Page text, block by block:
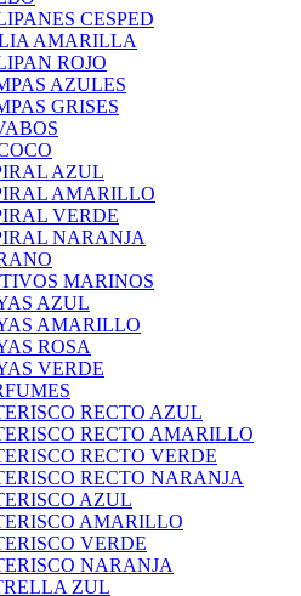
CESPED
AMARILLA
ROJO
AZULES
GRISES
AZUL
AMARILLO
VERDE
NARANJA
MARINOS
AZUL
AMARILLO
ROSA
VERDE
RECTO AZUL
RECTO AMARILLO
RECTO VERDE
RECTO NARANJA
AZUL
AMARILLO
VERDE
NARANJA
ZUL